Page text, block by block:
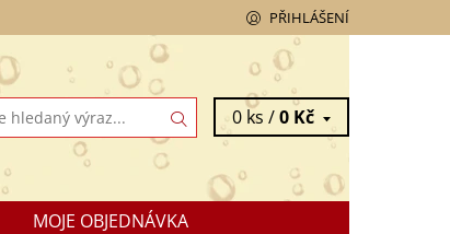
PŘIHLÁŠENÍ
0 ks /0 Kč
MOJE OBJEDNÁVKA